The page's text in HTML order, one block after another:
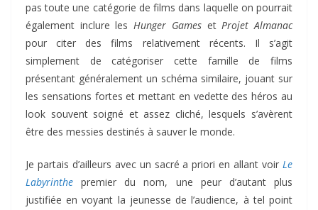
pas toute une catégorie de films dans laquelle on pourrait
également inclure lesHunger GamesetProjet Almanac
pour citer des films relativement récents. Il s’agit
simplement de catégoriser cette famille de films
présentant généralement un schéma similaire, jouant sur
les sensations fortes et mettant en vedette des héros au
look souvent soigné et assez cliché, lesquels s’avèrent
être des messies destinés à sauver le monde.
Je partais d’ailleurs avec un sacré a priori en allant voir Le
Labyrinthe premier du nom, une peur d’autant plus
justifiée en voyant la jeunesse de l’audience, à tel point